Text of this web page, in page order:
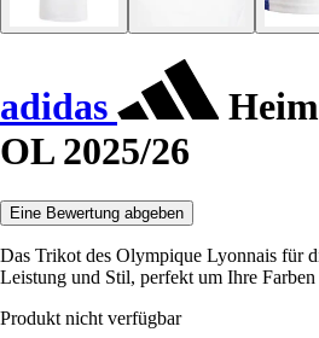
adidas
OL 2025/26
Eine Bewertung abgeben
Das Trikot des Olympique Lyonnais für
Leistung und Stil, perfekt um Ihre Farben
Produkt nicht verfügbar